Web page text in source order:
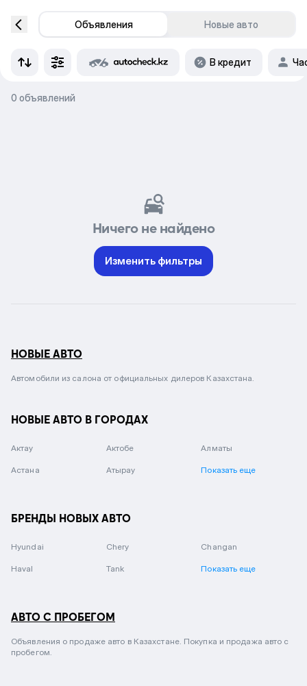
Объявления Новые авто
В кредит
0 объявлений
Ничего не найдено
Изменить фильтры
НОВЫЕ АВТО
Автомобили из салона от официальных дилеров Казахстана.
НОВЫЕ АВТО В ГОРОДАХ
Актау Актобе Алматы
Астана Атырау Показать еще
БРЕНДЫ НОВЫХ АВТО
Hyundai Chery Changan
Haval Tank Показать еще
АВТО С ПРОБЕГОМ
Объявления о продаже авто в Казахстане. Покупка и продажа авто с
пробегом.